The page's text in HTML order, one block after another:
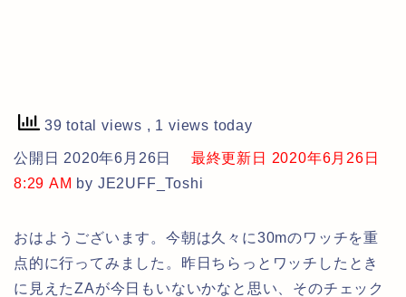
39 total views , 1 views today
公開日 2020年6月26日
最終更新日 2020年6月26日
8:29 AM by JE2UFF_Toshi
おはようございます。今朝は久々に30mのワッチを重
点的に行ってみました。昨日ちらっとワッチしたとき
に見えたZAが今日もいないかなと思い、そのチェック